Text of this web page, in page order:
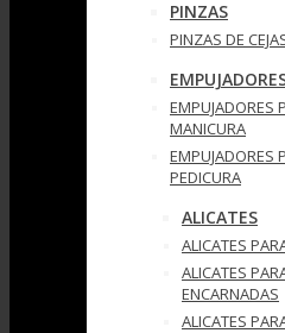
PINZAS
PINZAS DE
EMPUJADORES
MANICURA
EMPUJADORES
PEDICURA
ALICATES
ALICATES
ALICATES
ENCARNADAS
ALICATES